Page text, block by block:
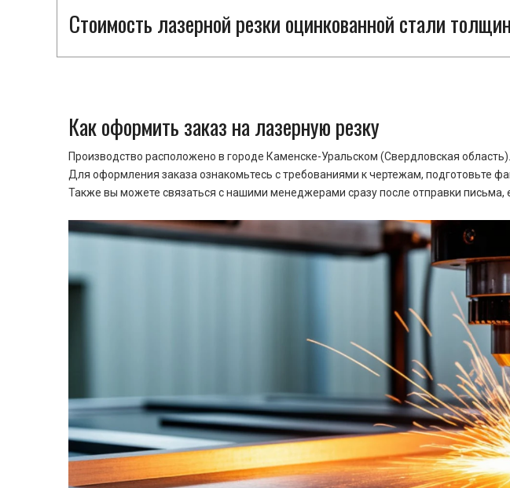
Стоимость лазерной резки оцинкованной стали
Как оформить заказ на лазерную резку
Производство расположено в городе Каменске-Уральском (Свердловская
Для оформления заказа ознакомьтесь с требованиями к чертежам, подготовьте
Также вы можете связаться с нашими менеджерами сразу после отправки